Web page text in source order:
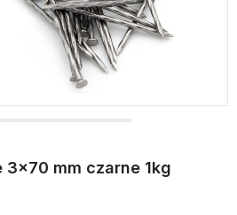
3x70 mm czarne 1kg